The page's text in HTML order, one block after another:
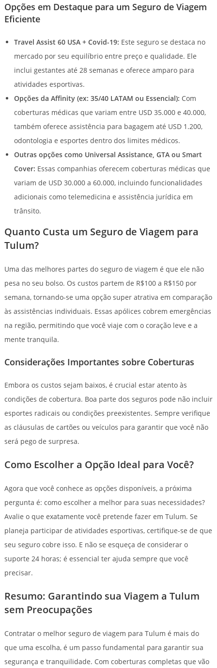
Opções em Destaque para um Seguro de Viagem
Eficiente
Travel Assist 60 USA + Covid-19: Este seguro se destaca no
mercado por seu equilíbrio entre preço e qualidade. Ele
inclui gestantes até 28 semanas e oferece amparo para
atividades esportivas.
Opções da Affinity (ex: 35/40 LATAM ou Essencial): Com
coberturas médicas que variam entre USD 35.000 e 40.000,
também oferece assistência para bagagem até USD 1.200,
odontologia e esportes dentro dos limites médicos.
Outras opções como Universal Assistance, GTA ou Smart
Cover: Essas companhias oferecem coberturas médicas que
variam de USD 30.000 a 60.000, incluindo funcionalidades
adicionais como telemedicina e assistência jurídica em
trânsito.
Quanto Custa um Seguro de Viagem para
Tulum?
Uma das melhores partes do seguro de viagem é que ele não
pesa no seu bolso. Os custos partem de R$100 a R$150 por
semana, tornando-se uma opção super atrativa em comparação
às assistências individuais. Essas apólices cobrem emergências
na região, permitindo que você viaje com o coração leve e a
mente tranquila.
Considerações Importantes sobre Coberturas
Embora os custos sejam baixos, é crucial estar atento às
condições de cobertura. Boa parte dos seguros pode não incluir
esportes radicais ou condições preexistentes. Sempre verifique
as cláusulas de cartões ou veículos para garantir que você não
será pego de surpresa.
Como Escolher a Opção Ideal para Você?
Agora que você conhece as opções disponíveis, a próxima
pergunta é: como escolher a melhor para suas necessidades?
Avalie o que exatamente você pretende fazer em Tulum. Se
planeja participar de atividades esportivas, certifique-se de que
seu seguro cobre isso. E não se esqueça de considerar o
suporte 24 horas; é essencial ter ajuda sempre que você
precisar.
Resumo: Garantindo sua Viagem a Tulum
sem Preocupações
Contratar o melhor seguro de viagem para Tulum é mais do
que uma escolha, é um passo fundamental para garantir sua
segurança e tranquilidade. Com coberturas completas que vão